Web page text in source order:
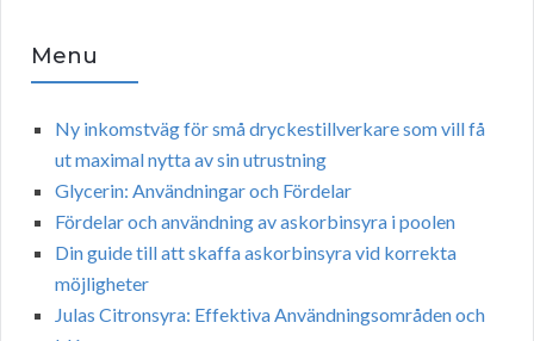
Menu
Ny inkomstväg för små dryckestillverkare som vill få
ut maximal nytta av sin utrustning
Glycerin: Användningar och Fördelar
Fördelar och användning av askorbinsyra i poolen
Din guide till att skaffa askorbinsyra vid korrekta
möjligheter
Julas Citronsyra: Effektiva Användningsområden och